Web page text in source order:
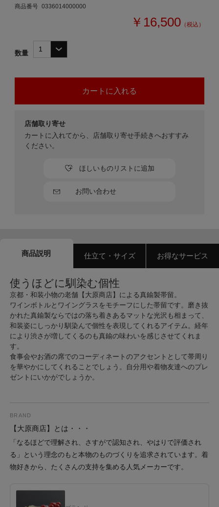
商品番号 0336014000000
￥16,500 （税込）
数量
お問い合わせ
ほしいものリストに追加
店舗取り寄せ
カートに入れてから、店舗取り寄せ手続きへおすすみ
ください。
商品説明 仕立て・サイズ お得なサービス
使うほどに馴染む個性
京都・和装小物の老舗【大原商店】による真鍮製帯留。
ワインボトルとワイングラスをモチーフにした帯留です。磨き抜
かれた真鍮製ならではの落ち着きあるマットな光沢も相まって、
和装姿にしっかり馴染んで個性を表現してくれるアイテム。経年
により渋さが増してくるのも真鍮の味わいを感じさせてくれま
す。
食事会やお酒の席でのコーディネートのアクセントとして帯周り
を華やかにしてくれることでしょう。自分用や着物友達へのプレ
ゼントにいかがでしょうか。
BRAND
【大原商店】とは・・・
「なるほどで理解され、さすがで認知され、やはりで評価され
る」という理念のもと本物のものづくりを追求されています。着
物好きから、たくさんの支持を集める人気メーカーです。